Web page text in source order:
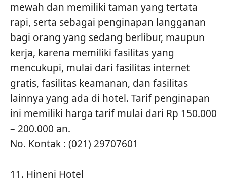
mewah dan memiliki taman yang tertata
rapi, serta sebagai penginapan langganan
bagi orang yang sedang berlibur, maupun
kerja, karena memiliki fasilitas yang
mencukupi, mulai dari fasilitas internet
gratis, fasilitas keamanan, dan fasilitas
lainnya yang ada di hotel. Tarif penginapan
ini memiliki harga tarif mulai dari Rp 150.000
– 200.000 an.
No. Kontak : (021) 29707601
11. Hineni Hotel